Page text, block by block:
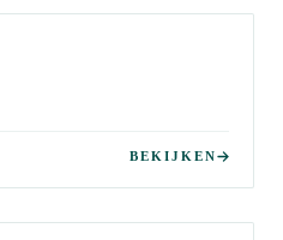
BEKIJKEN